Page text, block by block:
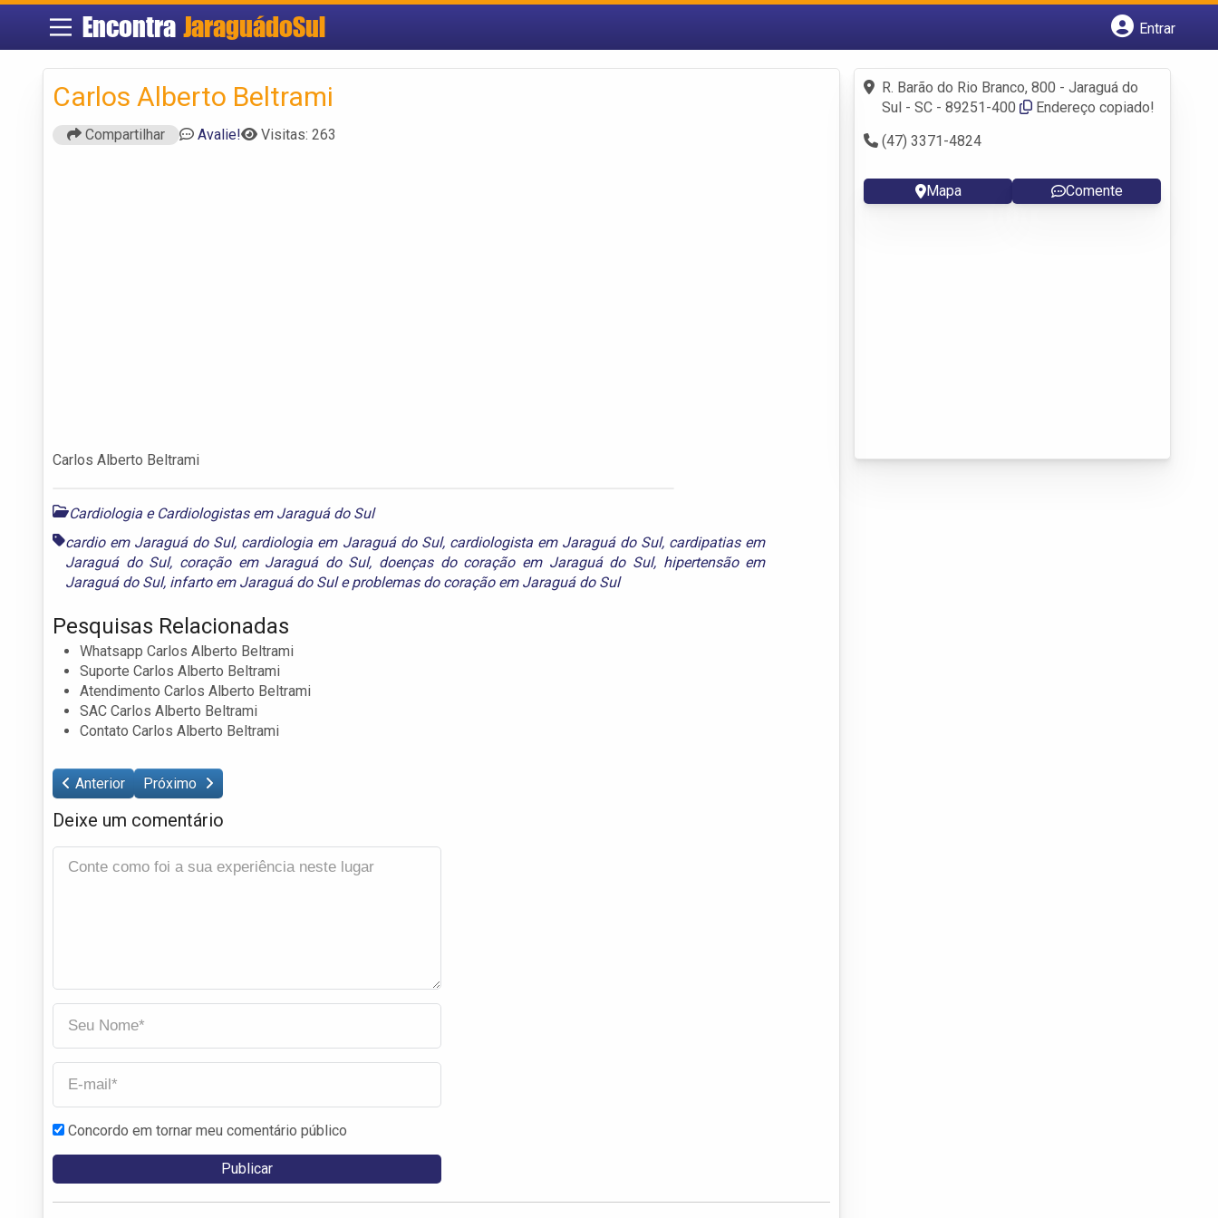
Encontra JaraguádoSul
Entrar
Fazer login
Criar conta
Carlos Alberto Beltrami
Compartilhar Avalie! Visitas: 263
Carlos Alberto Beltrami
Cardiologia e Cardiologistas em Jaraguá do Sul
cardio em Jaraguá do Sul, cardiologia em Jaraguá do Sul, cardiologista em Jaraguá do Sul, cardipatias em
Jaraguá do Sul, coração em Jaraguá do Sul, doenças do coração em Jaraguá do Sul, hipertensão em
Jaraguá do Sul, infarto em Jaraguá do Suleproblemas do coração em Jaraguá do Sul
Pesquisas Relacionadas
Whatsapp Carlos Alberto Beltrami
Suporte Carlos Alberto Beltrami
Atendimento Carlos Alberto Beltrami
SAC Carlos Alberto Beltrami
Contato Carlos Alberto Beltrami
Anterior Próximo
Deixe um comentário
Concordo em tornar meu comentário público
R. Barão do Rio Branco, 800 - Jaraguá do
Sul - SC - 89251-400
Endereço copiado!
(47) 3371-4824
Mapa Comente